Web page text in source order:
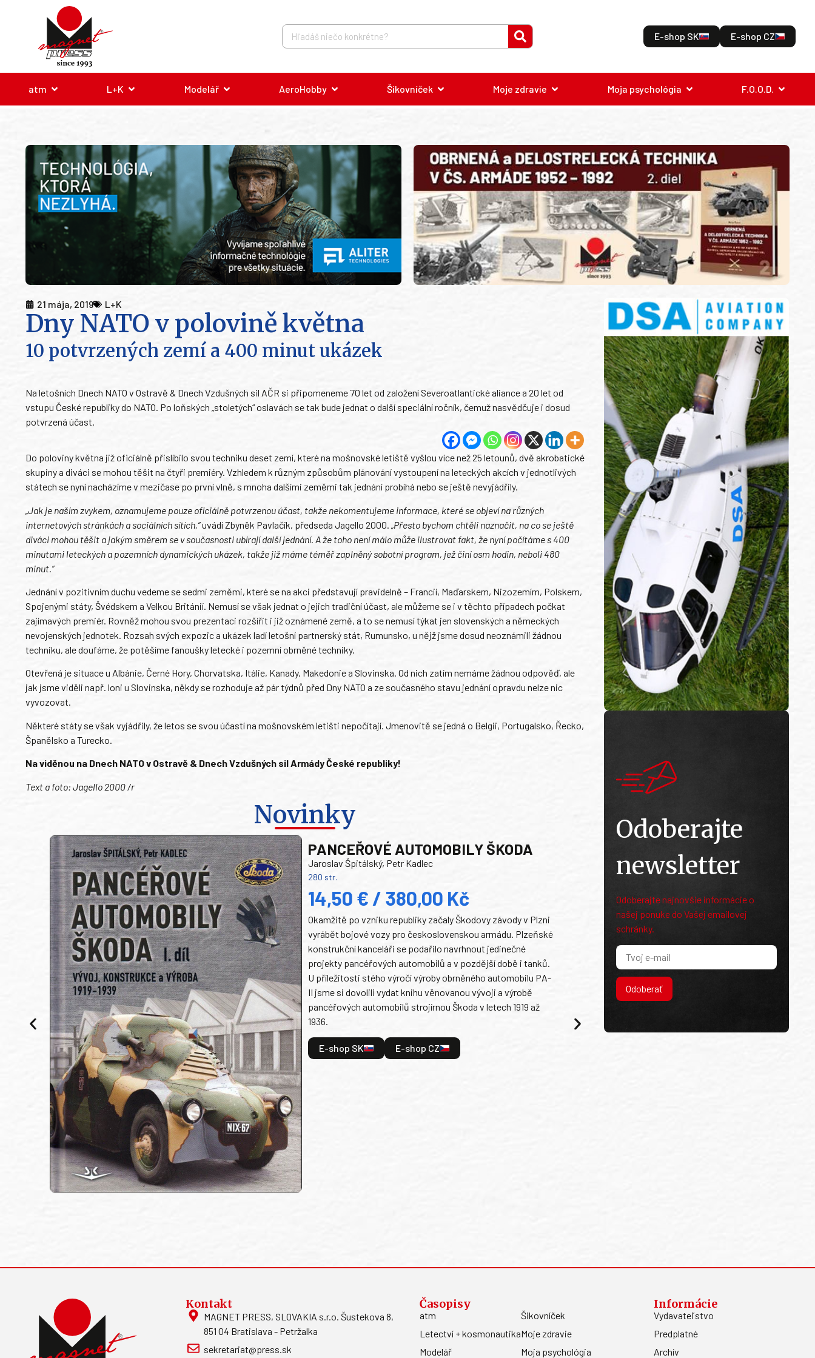
E-shop SK E-shop CZ
atm L+K Modelář AeroHobby Šikovníček Moje zdravie Moja psychológia F.O.O.D.
21 mája, 2019 L+K
Dny NATO v polovině května
10 potvrzených zemí a 400 minut ukázek
Na letošních Dnech NATO v Ostravě & Dnech Vzdušných sil AČR si připomeneme 70 let od založení Severoatlantické aliance a 20 let od
vstupu České republiky do NATO. Po loňských „stoletých“ oslavách se tak bude jednat o další speciální ročník, čemuž nasvědčuje i dosud
potvrzená účast.
Do poloviny května již oficiálně přislíbilo svou techniku deset zemí, které na mošnovské letiště vyšlou více než 25 letounů, dvě akrobatické
skupiny a diváci se mohou těšit na čtyři premiéry. Vzhledem k různým způsobům plánování vystoupení na leteckých akcích v jednotlivých
státech se nyní nacházíme v mezičase po první vlně, s mnoha dalšími zeměmi tak jednání probíhá nebo se ještě nevyjádřily.
„Jak je naším zvykem, oznamujeme pouze oficiálně potvrzenou účast, takže nekomentujeme informace, které se objeví na různých
internetových stránkách a sociálních sítích,“uvádí Zbyněk Pavlačík, předseda Jagello 2000.
„Přesto bychom chtěli naznačit, na co se ještě
diváci mohou těšit a jakým směrem se v současnosti ubírají další jednání. A že toho není málo může ilustrovat fakt, že nyní počítáme s 400
minutami leteckých a pozemních dynamických ukázek, takže již máme téměř zaplněný sobotní program, jež činí osm hodin, neboli 480
minut.“
Jednání v pozitivním duchu vedeme se sedmi zeměmi, které se na akci představují pravidelně – Francií, Maďarskem, Nizozemím, Polskem,
Spojenými státy, Švédskem a Velkou Británií. Nemusí se však jednat o jejich tradiční účast, ale můžeme se i v těchto případech počkat
zajímavých premiér. Rovněž mohou svou prezentaci rozšířit i již oznámené země, a to se nemusí týkat jen slovenských a německých
nevojenských jednotek. Rozsah svých expozic a ukázek ladí letošní partnerský stát, Rumunsko, u nějž jsme dosud neoznámili žádnou
techniku, ale doufáme, že potěšíme fanoušky letecké i pozemní obrněné techniky.
Otevřená je situace u Albánie, Černé Hory, Chorvatska, Itálie, Kanady, Makedonie a Slovinska. Od nich zatím nemáme žádnou odpověď, ale
jak jsme viděli např. loni u Slovinska, někdy se rozhoduje až pár týdnů před Dny NATO a ze současného stavu jednání opravdu nelze nic
vyvozovat.
Některé státy se však vyjádřily, že letos se svou účastí na mošnovském letišti nepočítají. Jmenovitě se jedná o Belgii, Portugalsko, Řecko,
Španělsko a Turecko.
Na viděnou na Dnech NATO v Ostravě & Dnech Vzdušných sil Armády České republiky!
Text a foto: Jagello 2000 /r
Novinky
PANCEŘOVÉ AUTOMOBILY ŠKODA
Jaroslav Špitálský, Petr Kadlec
280 str.
14,50 € / 380,00 Kč
Okamžitě po vzniku republiky začaly Škodovy závody v Plzni
vyrábět bojové vozy pro československou armádu. Plzeňské
konstrukční kanceláři se podařilo navrhnout jedinečné
projekty pancéřových automobilů a v pozdější době i tanků.
U příležitosti stého výročí výroby obrněného automobilu PA-
II jsme si dovolili vydat knihu věnovanou vývoji a výrobě
pancéřových automobilů strojírnou Škoda v letech 1919 až
1936.
E-shop SK E-shop CZ
Odoberajte
newsletter
Odoberajte najnovšie informácie o
našej ponuke do Vašej emailovej
schránky.
Odoberať
Kontakt
MAGNET PRESS, SLOVAKIA s.r.o. Šustekova 8,
851 04 Bratislava - Petržalka
sekretariat@press.sk
Časopisy
atm
Letectví + kosmonautika
Modelář
Šikovníček
Moje zdravie
Moja psychológia
Informácie
Vydavateľstvo
Predplatné
Archív